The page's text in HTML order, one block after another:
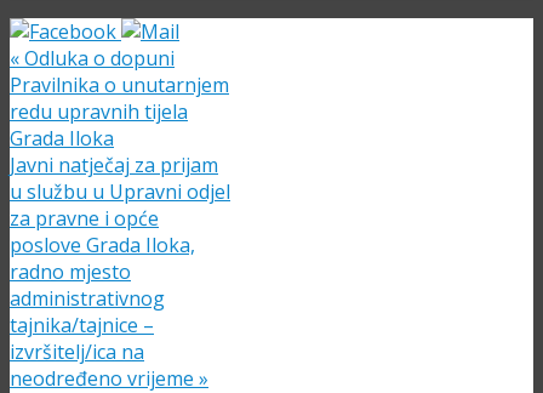
«Odluka o dopuni
Pravilnika o unutarnjem
redu upravnih tijela
Grada Iloka
Javni natječaj za prijam
u službu u Upravni odjel
za pravne i opće
poslove Grada Iloka,
radno mjesto
administrativnog
tajnika/tajnice –
izvršitelj/ica na
neodređeno vrijeme »